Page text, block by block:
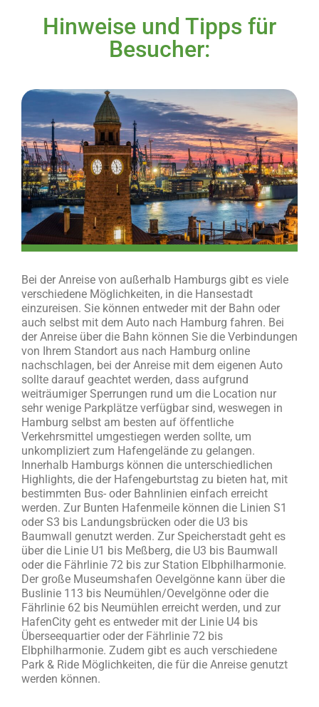
Hinweise und Tipps für
Besucher:
Bei der Anreise von außerhalb Hamburgs gibt es viele
verschiedene Möglichkeiten, in die Hansestadt
einzureisen. Sie können entweder mit der Bahn oder
auch selbst mit dem Auto nach Hamburg fahren. Bei
der Anreise über die Bahn können Sie die Verbindungen
von Ihrem Standort aus nach Hamburg online
nachschlagen, bei der Anreise mit dem eigenen Auto
sollte darauf geachtet werden, dass aufgrund
weiträumiger Sperrungen rund um die Location nur
sehr wenige Parkplätze verfügbar sind, weswegen in
Hamburg selbst am besten auf öffentliche
Verkehrsmittel umgestiegen werden sollte, um
unkompliziert zum Hafengelände zu gelangen.
Innerhalb Hamburgs können die unterschiedlichen
Highlights, die der Hafengeburtstag zu bieten hat, mit
bestimmten Bus- oder Bahnlinien einfach erreicht
werden. Zur Bunten Hafenmeile können die Linien S1
oder S3 bis Landungsbrücken oder die U3 bis
Baumwall genutzt werden. Zur Speicherstadt geht es
über die Linie U1 bis Meßberg, die U3 bis Baumwall
oder die Fährlinie 72 bis zur Station Elbphilharmonie.
Der große Museumshafen Oevelgönne kann über die
Buslinie 113 bis Neumühlen/Oevelgönne oder die
Fährlinie 62 bis Neumühlen erreicht werden, und zur
HafenCity geht es entweder mit der Linie U4 bis
Überseequartier oder der Fährlinie 72 bis
Elbphilharmonie. Zudem gibt es auch verschiedene
Park & Ride Möglichkeiten, die für die Anreise genutzt
werden können.